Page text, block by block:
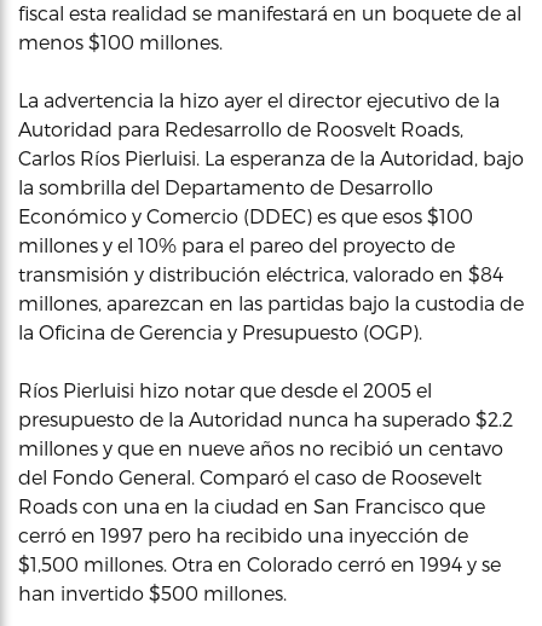
fiscal esta realidad se manifestará en un boquete de al
menos $100 millones.
La advertencia la hizo ayer el director ejecutivo de la
Autoridad para Redesarrollo de Roosvelt Roads,
Carlos Ríos Pierluisi. La esperanza de la Autoridad, bajo
la sombrilla del Departamento de Desarrollo
Económico y Comercio (DDEC) es que esos $100
millones y el 10% para el pareo del proyecto de
transmisión y distribución eléctrica, valorado en $84
millones, aparezcan en las partidas bajo la custodia de
la Oficina de Gerencia y Presupuesto (OGP).
Ríos Pierluisi hizo notar que desde el 2005 el
presupuesto de la Autoridad nunca ha superado $2.2
millones y que en nueve años no recibió un centavo
del Fondo General. Comparó el caso de Roosevelt
Roads con una en la ciudad en San Francisco que
cerró en 1997 pero ha recibido una inyección de
$1,500 millones. Otra en Colorado cerró en 1994 y se
han invertido $500 millones.